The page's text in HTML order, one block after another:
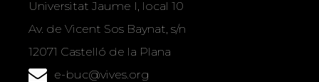
Universitat Jaume I, local 10
Av. de Vicent Sos Baynat, s/n
12071 Castelló de la Plana
e-buc@vives.org